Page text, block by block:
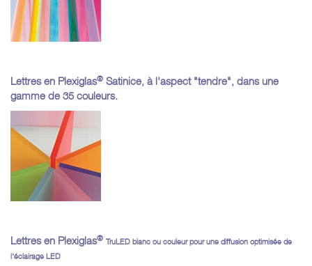
Lettres en Plexiglas® Satinice, à l'aspect "tendre", dans une
gamme de 35 couleurs.
Lettres en Plexiglas® TruLED blanc ou couleur pour une diffusion optimisée de
l'éclairage LED